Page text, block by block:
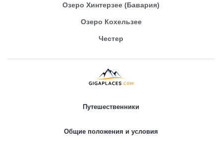
Озеро Хинтерзее (Бавария)
Озеро Кохельзее
Честер
Путешественники
Общие положения и условия